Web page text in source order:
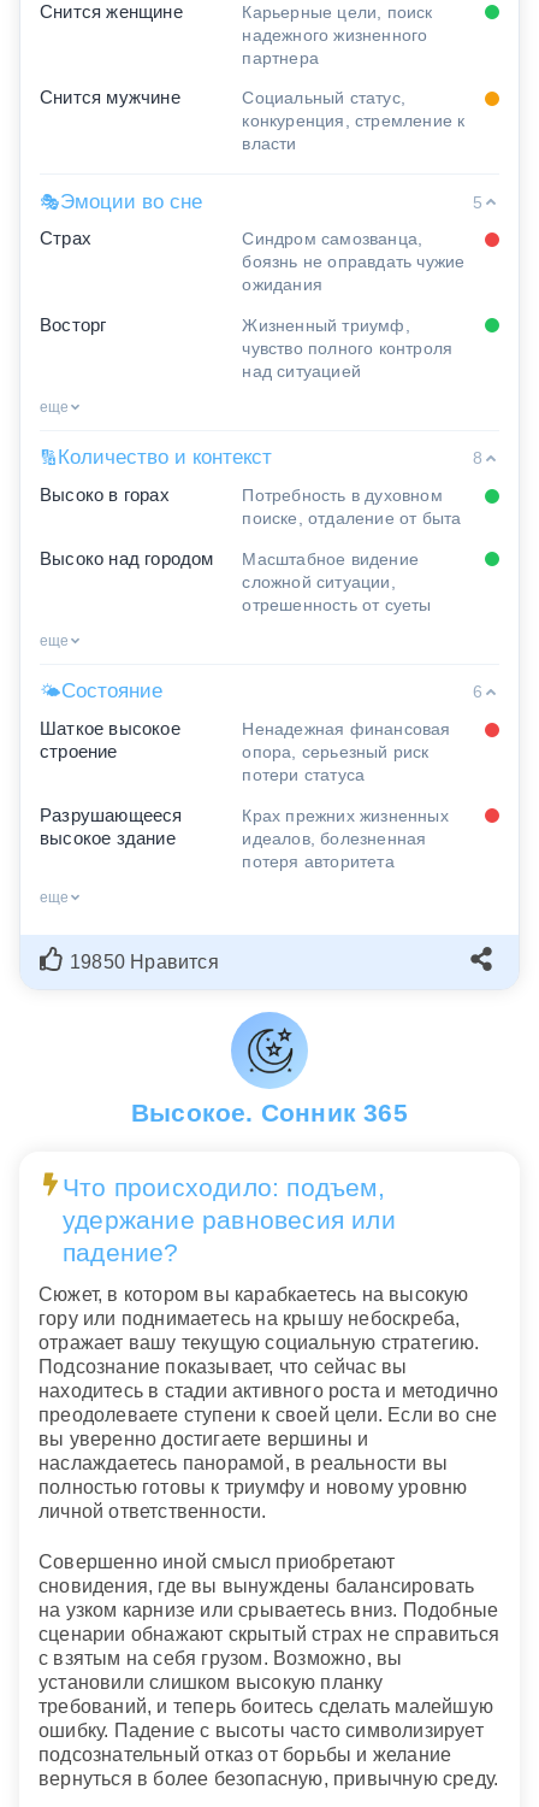
Снится женщине
Карьерные цели, поиск
надежного жизненного
партнера
Снится мужчине
Социальный статус,
конкуренция, стремление к
власти
🎭Эмоции во сне
5
Страх
Синдром самозванца,
боязнь не оправдать чужие
ожидания
Восторг
Жизненный триумф,
чувство полного контроля
над ситуацией
еще
🔢 Количество и контекст
8
Высоко в горах
Потребность в духовном
поиске, отдаление от быта
Высоко над городом
Масштабное видение
сложной ситуации,
отрешенность от суеты
еще
🌤Состояние
6
Шаткое высокое
строение
Ненадежная финансовая
опора, серьезный риск
потери статуса
Разрушающееся
высокое здание
Крах прежних жизненных
идеалов, болезненная
потеря авторитета
еще
19850 Нравится
Высокое. Сонник 365
Что происходило: подъем,
удержание равновесия или
падение?
Сюжет, в котором вы карабкаетесь на высокую
гору или поднимаетесь на крышу небоскреба,
отражает вашу текущую социальную стратегию.
Подсознание показывает, что сейчас вы
находитесь в стадии активного роста и методично
преодолеваете ступени к своей цели. Если во сне
вы уверенно достигаете вершины и
наслаждаетесь панорамой, в реальности вы
полностью готовы к триумфу и новому уровню
личной ответственности.
Совершенно иной смысл приобретают
сновидения, где вы вынуждены балансировать
на узком карнизе или срываетесь вниз. Подобные
сценарии обнажают скрытый страх не справиться
с взятым на себя грузом. Возможно, вы
установили слишком высокую планку
требований, и теперь боитесь сделать малейшую
ошибку. Падение с высоты часто символизирует
подсознательный отказ от борьбы и желание
вернуться в более безопасную, привычную среду.